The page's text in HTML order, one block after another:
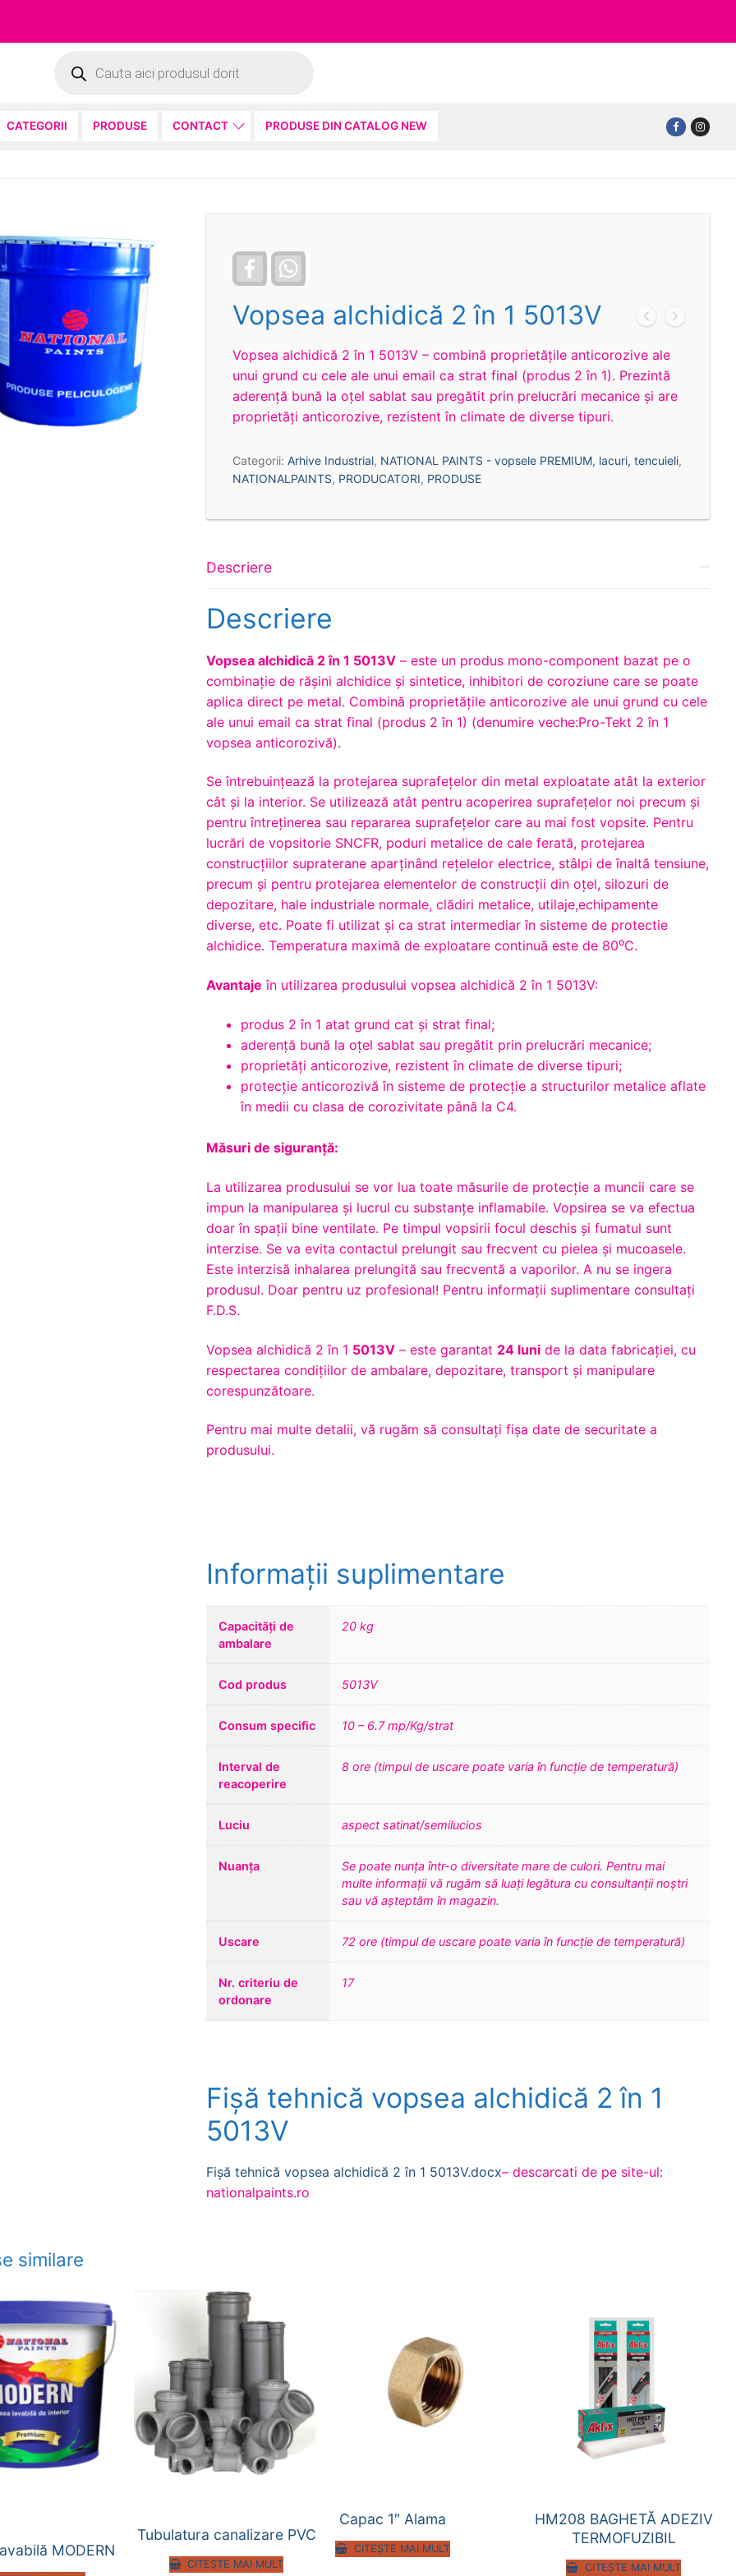
search
CATEGORII PRODUSE CONTACT PRODUSE DIN CATALOG NEW
Facebook
Vopsea alchidică 2 în 1 5013V
Vopsea alchidică 2 în 1 5013V – combină proprietățile anticorozive ale
unui grund cu cele ale unui email ca strat final (produs 2 în 1). Prezintă
aderență bună la oțel sablat sau pregătit prin prelucrări mecanice și are
proprietăți anticorozive, rezistent în climate de diverse tipuri.
Categorii:Arhive Industrial, NATIONAL PAINTS - vopsele PREMIUM, lacuri, tencuieli,
NATIONALPAINTS, PRODUCATORI, PRODUSE
Descriere
Descriere
Vopsea alchidică 2 în 1 5013V – este un produs mono-component bazat pe o
combinație de rășini alchidice și sintetice, inhibitori de coroziune care se poate
aplica direct pe metal. Combină proprietățile anticorozive ale unui grund cu cele
ale unui email ca strat final (produs 2 în 1) (denumire veche:Pro-Tekt 2 în 1
vopsea anticorozivă).
Se întrebuinţează la protejarea suprafeţelor din metal exploatate atât la exterior
cât şi la interior. Se utilizează atât pentru acoperirea suprafeţelor noi precum şi
pentru întreţinerea sau repararea suprafeţelor care au mai fost vopsite. Pentru
lucrări de vopsitorie SNCFR, poduri metalice de cale ferată, protejarea
construcţiilor supraterane aparţinând reţelelor electrice, stâlpi de înaltă tensiune,
precum şi pentru protejarea elementelor de construcţii din oţel, silozuri de
depozitare, hale industriale normale, clădiri metalice, utilaje,echipamente
diverse, etc. Poate fi utilizat și ca strat intermediar în sisteme de protectie
alchidice. Temperatura maximă de exploatare continuă este de 80⁰C.
Avantaje în utilizarea produsului vopsea alchidică 2 în 1 5013V:
produs 2 în 1 atat grund cat și strat final;
aderență bună la oțel sablat sau pregătit prin prelucrări mecanice;
proprietăți anticorozive, rezistent în climate de diverse tipuri;
protecție anticorozivă în sisteme de protecție a structurilor metalice aflate
în medii cu clasa de corozivitate până la C4.
Măsuri de siguranță:
La utilizarea produsului se vor lua toate măsurile de protecție a muncii care se
impun la manipularea și lucrul cu substanțe inflamabile. Vopsirea se va efectua
doar în spații bine ventilate. Pe timpul vopsirii focul deschis și fumatul sunt
interzise. Se va evita contactul prelungit sau frecvent cu pielea şi mucoasele.
Este interzisă inhalarea prelungită sau frecventă a vaporilor. A nu se ingera
produsul. Doar pentru uz profesional! Pentru informaţii suplimentare consultaţi
F.D.S.
Vopsea alchidică 2 în 1 5013V – este garantat 24 luni de la data fabricației, cu
respectarea condițiilor de ambalare, depozitare, transport și manipulare
corespunzătoare.
Pentru mai multe detalii, vă rugăm să consultaţi fişa date de securitate a
produsului.
Informații suplimentare
Capacități de
ambalare
20 kg
Cod produs 5013V
Consum specific 10 – 6.7 mp/Kg/strat
Interval de
reacoperire
8 ore (timpul de uscare poate varia în funcție de temperatură)
Luciu aspect satinat/semilucios
Nuanța
Se poate nunța într-o diversitate mare de culori. Pentru mai
multe informații vă rugăm să luați legătura cu consultanții noștri
sau vă așteptăm în magazin.
Uscare 72 ore (timpul de uscare poate varia în funcție de temperatură)
Nr. criteriu de
ordonare
17
Fișă tehnică vopsea alchidică 2 în 1
5013V
Fișă tehnică vopsea alchidică 2 în 1 5013V.docx– descarcati de pe site-ul:
nationalpaints.ro
similare
MODERN
Tubulatura canalizare PVC
CITEȘTE MAI MULT
Capac 1″ Alama
CITEȘTE MAI MULT
HM208 BAGHETĂ ADEZIV
TERMOFUZIBIL
CITEȘTE MAI MULT